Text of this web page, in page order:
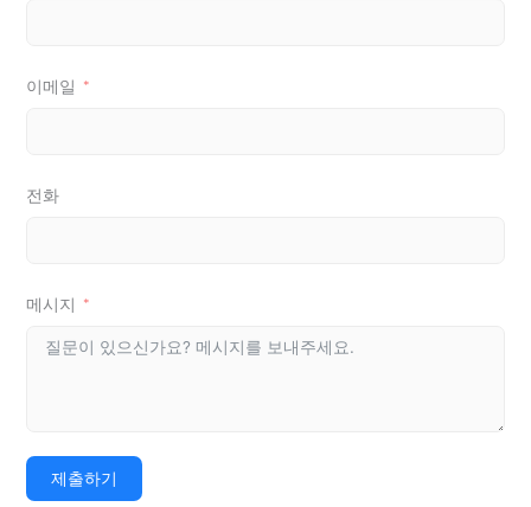
이메일
전화
메시지
제출하기